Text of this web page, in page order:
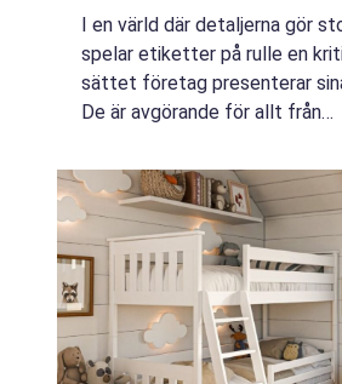
I en värld där detaljerna gör
spelar etiketter på rulle en
sättet företag presenterar
De är avgörande för allt från